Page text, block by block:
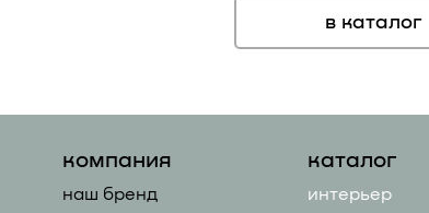
в каталог
компания
наш бренд
каталог
интерьер